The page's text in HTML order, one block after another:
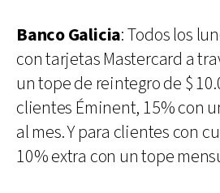
Banco Galicia: Todos los
con tarjetas Mastercard a
un tope de reintegro de $
clientes Éminent, 15% con
al mes. Y para clientes con
10% extra con un tope